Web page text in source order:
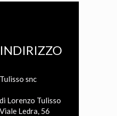
INDIRIZZO
Tulisso snc
di Lorenzo Tulisso
Viale Ledra, 56